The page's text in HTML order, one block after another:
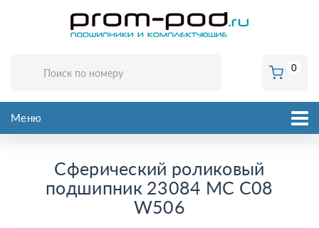
0
Меню
Сферический роликовый
подшипник 23084 MC C08
W506